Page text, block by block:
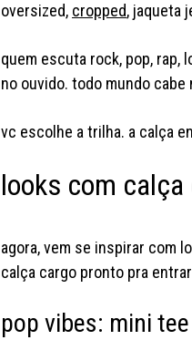
oversized, cropped, jaqueta
quem escuta rock, pop, rap,
no ouvido. todo mundo
vc escolhe a trilha. a calça
looks com
agora, vem se inspirar com
calça cargo pronto pra
pop vibes: mini